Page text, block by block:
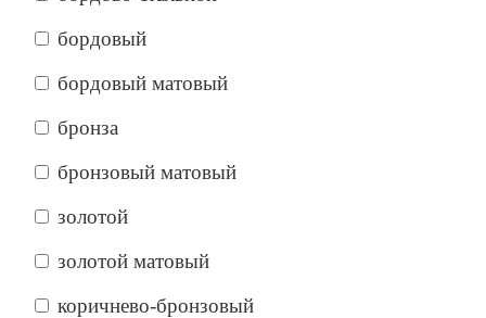
бордовый
бордовый матовый
бронза
бронзовый матовый
золотой
золотой матовый
коричнево-бронзовый